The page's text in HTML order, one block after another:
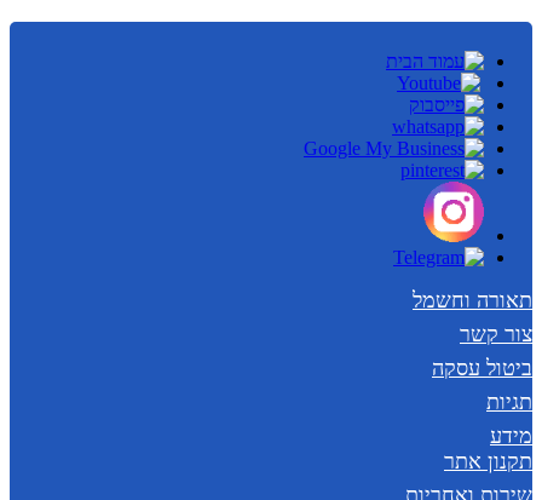
תאורה וחשמל
צור קשר
ביטול עסקה
תגיות
מידע
תקנון אתר